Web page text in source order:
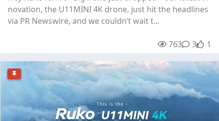
novation, the ​​U11MINI 4K drone​​, just hit the headlines
via PR Newswire, and we couldn’t wait t...
763 33 1